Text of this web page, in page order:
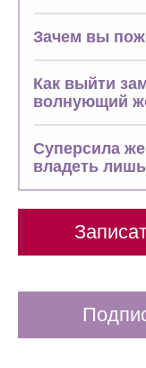
Зачем вы
Как выйти
волнующий
Суперсила
владеть